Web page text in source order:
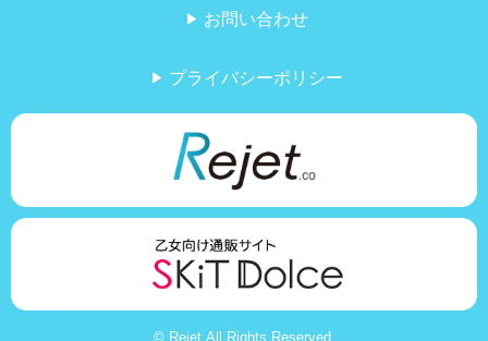
お問い合わせ
プライバシーポリシー
© Rejet All Rights Reserved.